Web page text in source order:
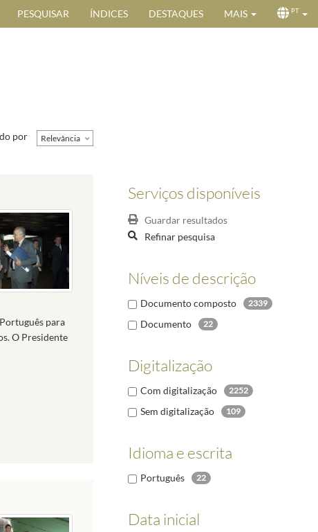
PESQUISAR ÍNDICES DESTAQUES MAIS PT
Serviços disponíveis
Guardar resultados
Refinar pesquisa
Níveis de descrição
Documento composto 2339
Documento 22
Digitalização
Com digitalização 2252
Sem digitalização 109
Idioma e escrita
Português 22
Data inicial
por Relevância
para
O Presidente